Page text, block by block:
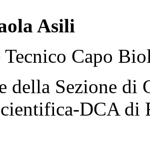
Asili
Capo
della Sezione di
DCA di